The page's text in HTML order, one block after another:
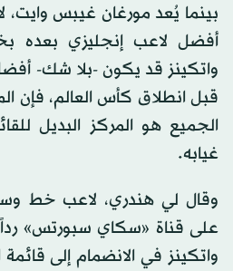
بينما يُعد مورغان غيبس
أفضل لاعب إنجليزي بعده
واتكينز قد يكون -بلا شك-
قبل انطلاق كأس العالم، فإن
الجميع هو المركز البديل
غيابه.
وقال لي هندري، لاعب خط
على قناة «سكاي سبورتس»
واتكينز في الانضمام إلى